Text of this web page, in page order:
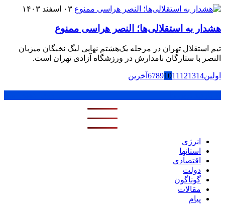
۰۳ اسفند ۱۴۰۳
هشدار به استقلالی‌ها؛ النصر هراسی ممنوع
تیم استقلال تهران در مرحله یک‌هشتم نهایی لیگ نخبگان میزبان
النصر با ستارگان نامدارش در ورزشگاه آزادی تهران است.
اولین 67891011 121314 آخرین
انرژی
استانها
اقتصادی
دولت
گوناگون
مقالات
پیام